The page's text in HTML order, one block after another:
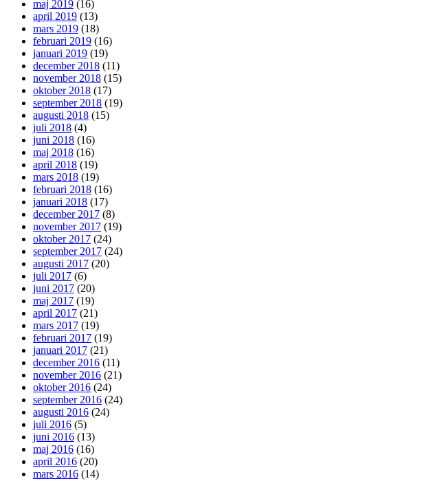
maj 2019 (16)
april 2019 (13)
mars 2019 (18)
februari 2019 (16)
januari 2019 (19)
december 2018 (11)
november 2018 (15)
oktober 2018 (17)
september 2018 (19)
augusti 2018 (15)
juli 2018 (4)
juni 2018 (16)
maj 2018 (16)
april 2018 (19)
mars 2018 (19)
februari 2018 (16)
januari 2018 (17)
december 2017 (8)
november 2017 (19)
oktober 2017 (24)
september 2017 (24)
augusti 2017 (20)
juli 2017 (6)
juni 2017 (20)
maj 2017 (19)
april 2017 (21)
mars 2017 (19)
februari 2017 (19)
januari 2017 (21)
december 2016 (11)
november 2016 (21)
oktober 2016 (24)
september 2016 (24)
augusti 2016 (24)
juli 2016 (5)
juni 2016 (13)
maj 2016 (16)
april 2016 (20)
mars 2016 (14)